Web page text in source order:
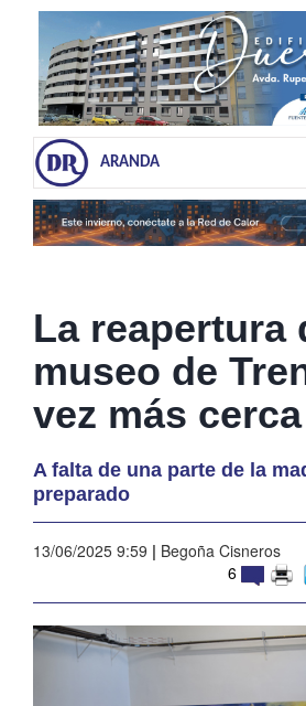
ARANDA
La reapertura
museo de
vez más cerca
A falta de una parte de la
preparado
13/06/2025 9:59 | Begoña Cisneros
6